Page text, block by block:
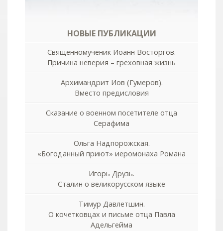
НОВЫЕ ПУБЛИКАЦИИ
Священномученик Иоанн Восторгов.
Причина неверия – греховная жизнь
Архимандрит Иов (Гумеров).
Вместо предисловия
Сказание о военном посетителе отца
Серафима
Ольга Надпорожская.
«Богоданный приют» иеромонаха Романа
Игорь Друзь.
Сталин о великорусском языке
Тимур Давлетшин.
О кочетковцах и письме отца Павла
Адельгейма